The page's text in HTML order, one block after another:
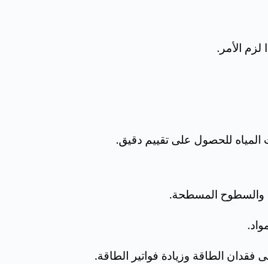
الأمر.
للحصول على تقييم دقيق.
والسطوح المسطحة.
الطاقة وزيادة فواتير الطاقة.